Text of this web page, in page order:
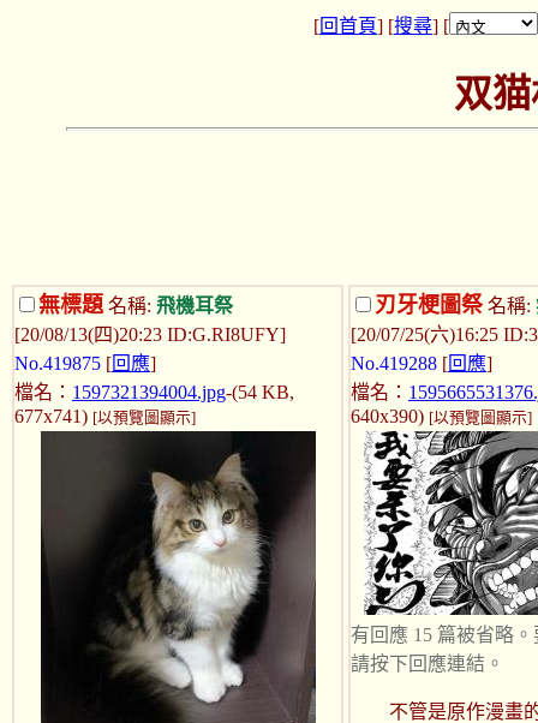
[回首頁] [搜尋] [
双
無標題 名稱: 飛機耳祭
[20/08/13(四)20:23 ID:G.RI8UFY]
No.419875 [回應]
檔名： 1597321394004.jpg-(54 KB,
677x741) [以預覽圖顯示]
刃牙梗圖祭名稱:
[20/07/25(六)16:25
No.419288 [回應]
檔名：
640x390) [以預覽圖顯示]
有回應 15 篇被省略
請按下回應連結。
不管是原作漫畫